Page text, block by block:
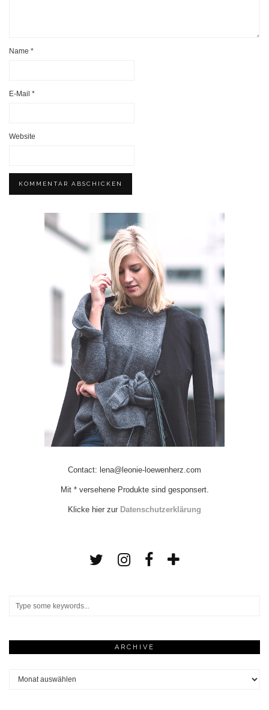
Name *
E-Mail *
Website
Contact: lena@leonie-loewenherz.com
Mit * versehene Produkte sind gesponsert.
Klicke hier zur Datenschutzerklärung
ARCHIVE